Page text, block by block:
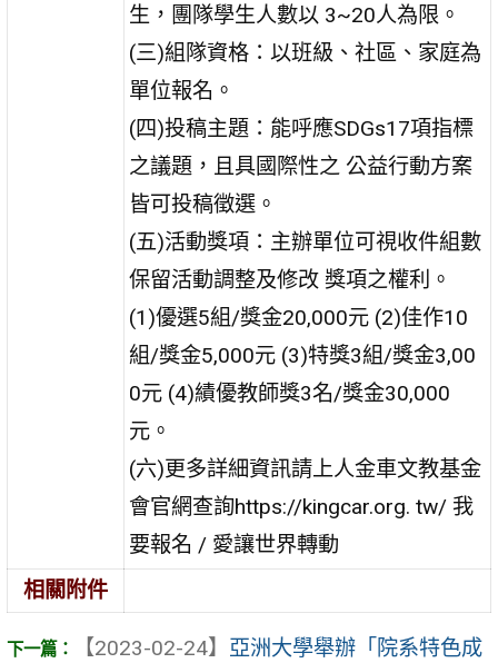
生，團隊學生人數以 3~20人為限。
(三)組隊資格：以班級、社區、家庭為
單位報名。
(四)投稿主題：能呼應SDGs17項指標
之議題，且具國際性之 公益行動方案
皆可投稿徵選。
(五)活動獎項：主辦單位可視收件組數
保留活動調整及修改 獎項之權利。
(1)優選5組/獎金20,000元 (2)佳作10
組/獎金5,000元 (3)特獎3組/獎金3,00
0元 (4)績優教師獎3名/獎金30,000
元。
(六)更多詳細資訊請上人金車文教基金
會官網查詢https://kingcar.org. tw/ 我
要報名 / 愛讓世界轉動
相關附件
【2023-02-24】 亞洲大學舉辦「院系特色成